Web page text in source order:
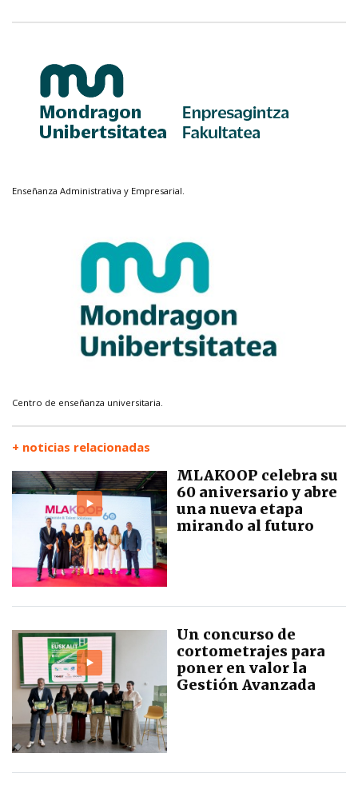
Enseñanza Administrativa y Empresarial.
Centro de enseñanza universitaria.
+ noticias relacionadas
MLAKOOP celebra su
60 aniversario y abre
una nueva etapa
mirando al futuro
Un concurso de
cortometrajes para
poner en valor la
Gestión Avanzada